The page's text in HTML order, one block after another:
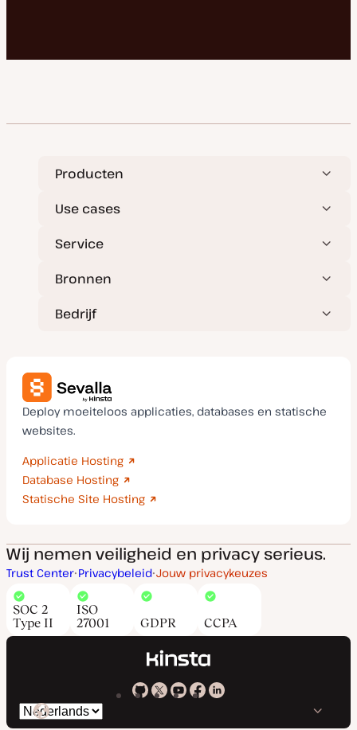
Producten
Use cases
Service
Bronnen
Bedrijf
Deploy moeiteloos applicaties, databases en statische
websites.
Applicatie Hosting
Database Hosting
Statische Site Hosting
Wij nemen veiligheid en privacy serieus.
Trust Center Privacybeleid Jouw privacykeuzes
SOC 2
Type II
ISO
27001
GDPR CCPA
KinstaKinstaKinsta
KinstaKinsta
Selecteer